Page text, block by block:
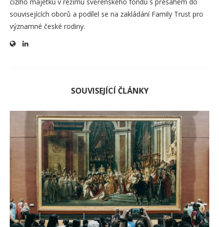
souvisejících oborů a podílel se na zakládání Family Trust pro
významné české rodiny.
SOUVISEJÍCÍ ČLÁNKY